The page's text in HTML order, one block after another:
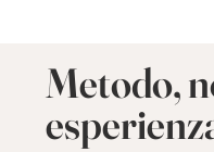
Metodo,